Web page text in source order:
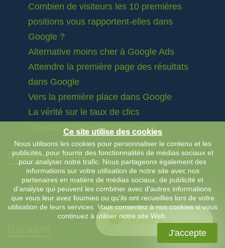
Combien de visiteurs les 10 premières
positions vous rapportent-elles dans
Google ?
Alternative moins cher à Google Ads
Atteindre la première page des résultats
dans Google
Vers la première place dans Google
La vérité sur le taux de clics
Questions fréquemment posées
Référencement
Référencement naturel
Agence de référencement
Chattez avec nous
Ce site utilise des cookies
Nous utilisons les cookies pour personnaliser le contenu et les
publicités, pour fournir des fonctionnalités de médias sociaux et
pour analyser notre trafic. Nous partageons également des
informations sur votre utilisation de notre site avec nos
partenaires en matière de médias sociaux, de publicité et
d'analyse qui peuvent les combiner avec d'autres informations
que vous leur avez fournies ou qu'ils ont recueillies lors de votre
utilisation de leurs services. Vous consentez à nos cookies si vous
continuez à utiliser notre site Web.
J'accepte